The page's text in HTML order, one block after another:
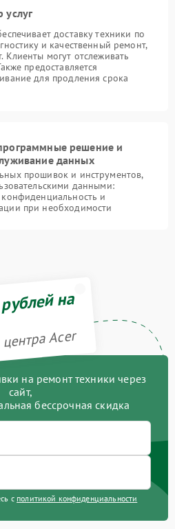
услуг
доставку техники по
и качественный ремонт,
могут отслеживать
предоставляется
для продления срока
решение и
данных
прошивок и инструментов,
данными:
и
при необходимости
на
Acer
на ремонт техники через
сайт,
бессрочная скидка
с политикой конфиденциальности